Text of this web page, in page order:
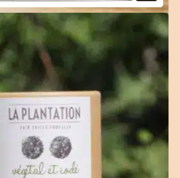
(16 Bewertungen)